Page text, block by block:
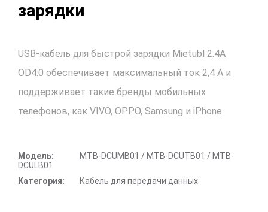
зарядки
USB-кабель для быстрой зарядки Mietubl 2.4A
OD4.0 обеспечивает максимальный ток 2,4 А и
поддерживает такие бренды мобильных
телефонов, как VIVO, OPPO, Samsung и iPhone.
Модель:
MTB-DCUMB01 / MTB-DCUTB01 / MTB-
DCULB01
Категория:
Кабель для передачи данных